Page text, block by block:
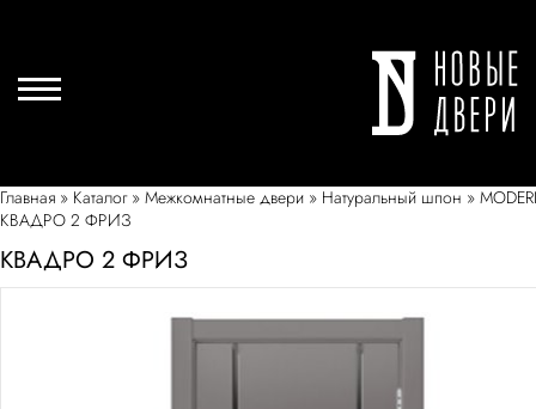
Главная » Каталог» Межкомнатные двери » Натуральный шпон »
КВАДРО 2 ФРИЗ
КВАДРО 2 ФРИЗ